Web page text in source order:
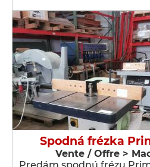
Spodná frézka
Vente / Offre >